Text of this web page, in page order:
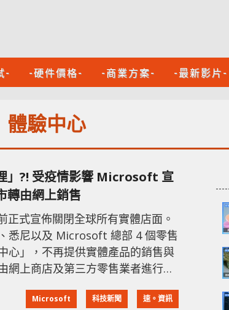
- -硬件價格- -商業方案- -最新影片-
體驗中心
」?! 受疫情影響 Microsoft 宣
轉由網上銷售
式宣佈關閉全球所有實體店面。
悉尼以及 Microsoft 總部 4 個零售
心」，不再提供實體產品的銷售與
網上商店及第三方零售業者進行銷
漢冠肺炎的爆發，促使了
Microsoft 科技新聞 速。資訊